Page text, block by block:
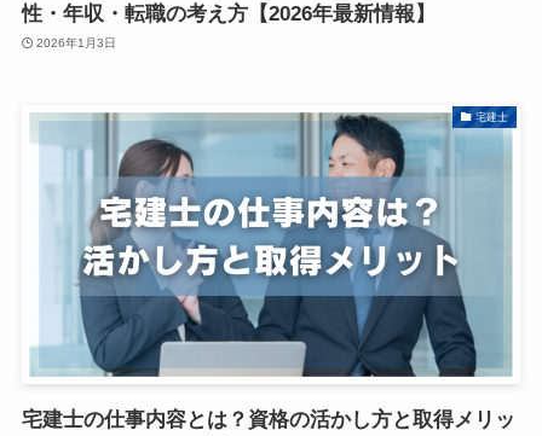
性・年収・転職の考え方【2026年最新情報】
2026年1月3日
宅建士
宅建士の仕事内容とは？資格の活かし方と取得メリッ